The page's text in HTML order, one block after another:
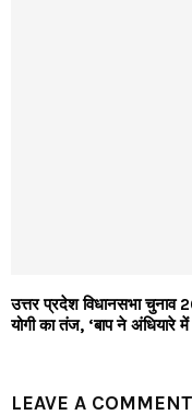
उत्तर प्रदेश विधानसभा
योगी का तंज, ‘बाप ने अंधियारे में
LEAVE A COMMENT